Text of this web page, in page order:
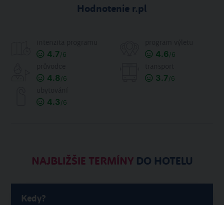
Hodnotenie r.pl
4.7/6 4.6/6
4.8/6 3.7/6
4.3/6
NAJBLIŽŠIE TERMÍNYDO HOTELU
Kedy?